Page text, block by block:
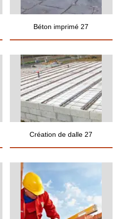
Béton imprimé 27
Création de dalle 27